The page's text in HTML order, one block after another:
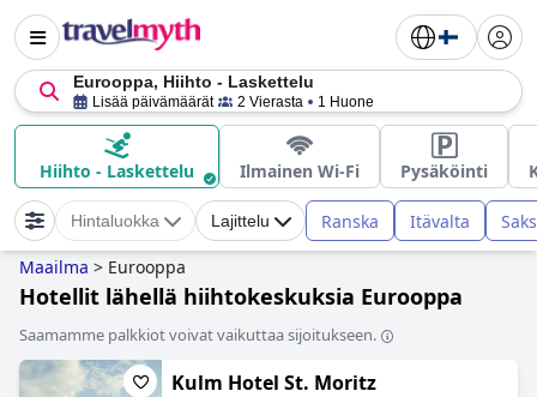
Eurooppa, Hiihto - Laskettelu
Lisää päivämäärät 2 Vierasta 1 Huone
Hiihto - Laskettelu Ilmainen Wi-Fi Pysäköinti
Hintaluokka Lajittelu Ranska Itävalta
Maailma > Eurooppa
Hotellit lähellä hiihtokeskuksia Eurooppa
Saamamme palkkiot voivat vaikuttaa sijoitukseen.
Kulm Hotel St. Moritz